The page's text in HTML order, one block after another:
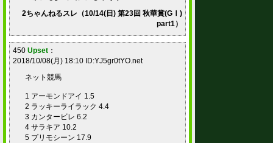
2ちゃんねるスレ（10/14(日) 第23回 秋華賞(GⅠ)
part1）
450 Upset ：
2018/10/08(月) 18:10 ID:YJ5gr0tYO.net
ネット競馬
1 アーモンドアイ 1.5
2 ラッキーライラック 4.4
3 カンタービレ 6.2
4 サラキア 10.2
5 プリモシーン 17.9